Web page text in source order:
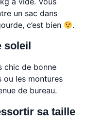
un sac dans
c’est bien
.
soleil
chic de bonne
ou les montures
de bureau.
sa taille